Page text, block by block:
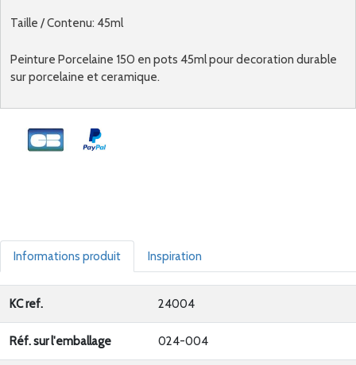
Taille / Contenu: 45ml
Peinture Porcelaine 150 en pots 45ml pour decoration durable
sur porcelaine et ceramique.
Informations produit Inspiration
KC ref. 24004
Réf. sur l'emballage 024-004